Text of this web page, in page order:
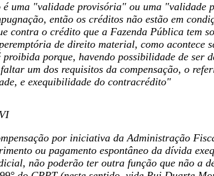
é uma "validade provisória" ou uma "validade
então os créditos não estão em
contra o crédito que a Fazenda Pública tem
de direito material, como acontece
porque, havendo possibilidade de ser
um dos requisitos da compensação, o
e exequibilidade do contracrédito"
VI
por iniciativa da Administração
ou pagamento espontâneo da dívida
não poderão ter outra função que não a